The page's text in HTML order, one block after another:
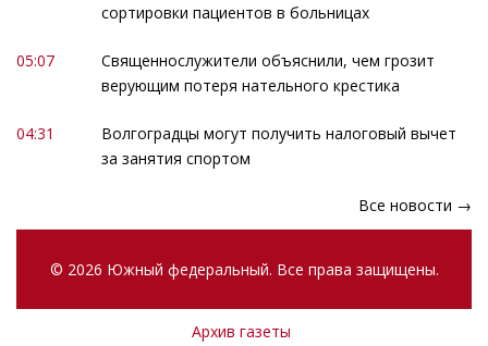
сортировки пациентов в больницах
05:07
Священнослужители объяснили, чем грозит
верующим потеря нательного крестика
04:31
Волгоградцы могут получить налоговый вычет
за занятия спортом
Все новости →
© 2026 Южный федеральный. Все права защищены.
Архив газеты